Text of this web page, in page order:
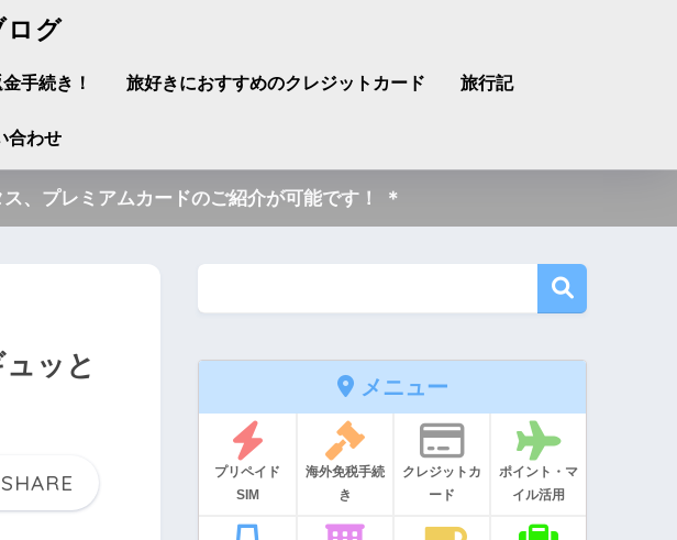
ログ
手続き！ 旅好きにおすすめのクレジットカード 旅行記
合わせ
、プレミアムカードのご紹介が可能です！ ＊
ッと
メニュー
プリペイド
SIM
海外免税手続
き
クレジットカ
ード
ポイント・マ
イル活用